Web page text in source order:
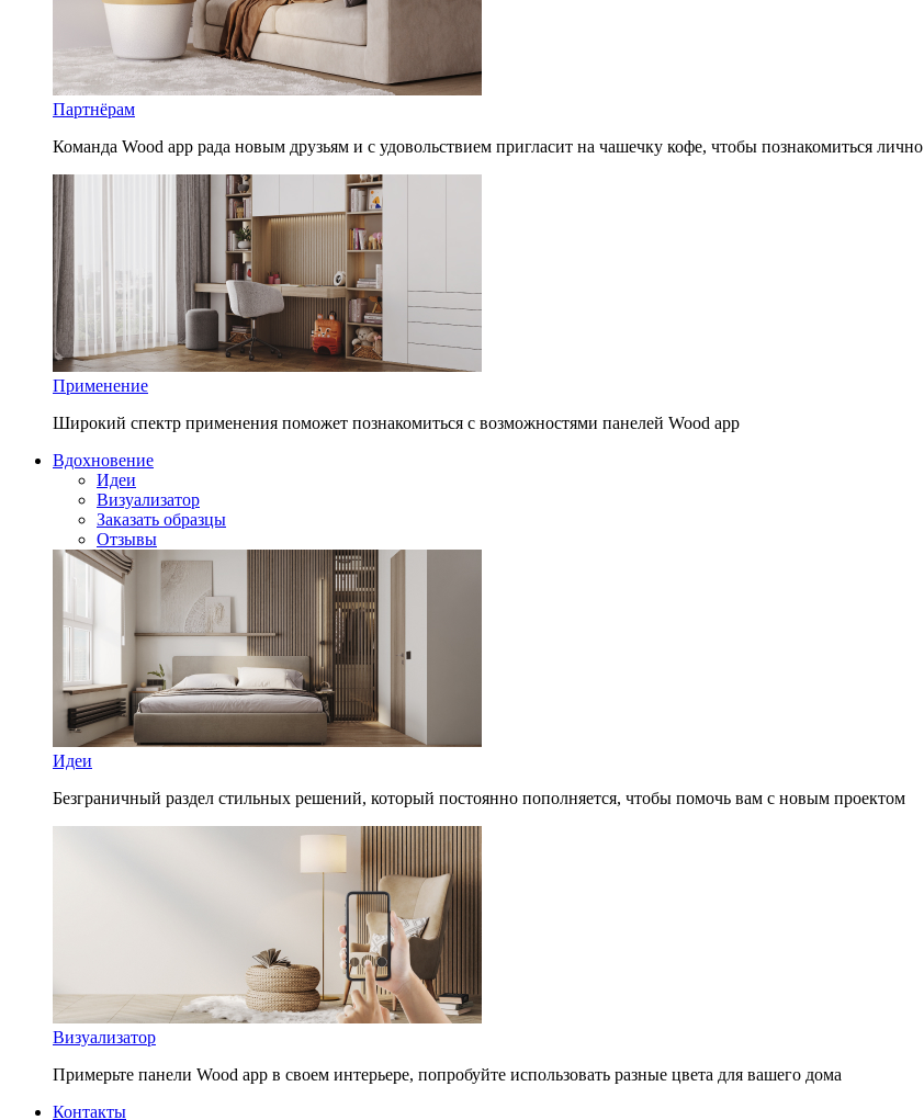
Партнёрам
Команда Wood app рада новым друзьям и с удовольствием пригласит на чашечку кофе, чтобы познакомиться лично
Применение
Широкий спектр применения поможет познакомиться с возможностями панелей Wood app
Вдохновение
Идеи
Визуализатор
Заказать образцы
Отзывы
Идеи
Безграничный раздел стильных решений, который постоянно пополняется, чтобы помочь вам с новым проектом
Визуализатор
Примерьте панели Wood app в своем интерьере, попробуйте использовать разные цвета для вашего дома
Контакты